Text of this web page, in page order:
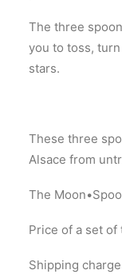
The three
you to toss,
stars.
These three
Alsace from
The
Price of a set of
Shipping